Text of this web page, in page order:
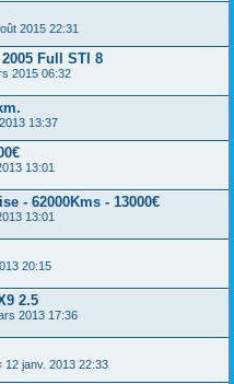
2015 22:31
Full STI 8
2015 06:32
13:37
13:01
- 62000Kms - 13000€
13:01
20:15
2.5
2013 17:36
12 janv. 2013 22:33